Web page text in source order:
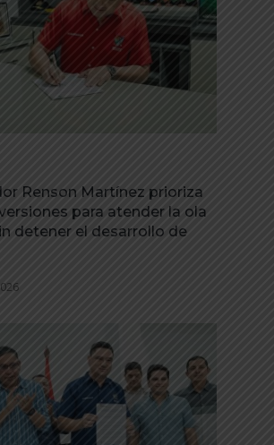
Renson Martínez prioriza
para atender la ola
detener el desarrollo de